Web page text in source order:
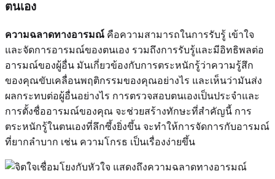
ตนเอง
ความฉลาดทางอารมณ์ คือความสามารถในการรับรู้ เข้าใจ
และจัดการอารมณ์ของตนเอง รวมถึงการรับรู้และมีอิทธิพลต่อ
อารมณ์ของผู้อื่น มันเกี่ยวข้องกับการตระหนักรู้ว่าความรู้สึก
ของคุณขับเคลื่อนพฤติกรรมของคุณอย่างไร และเห็นว่ามันส่ง
ผลกระทบต่อผู้อื่นอย่างไร การตรวจสอบตนเองเป็นประจำและ
การตั้งชื่ออารมณ์ของคุณ จะช่วยสร้างทักษะที่สำคัญนี้ การ
ตระหนักรู้ในตนเองที่ลึกซึ้งยิ่งขึ้น จะทำให้การจัดการกับอารมณ์
ที่ยากลำบาก เช่น ความโกรธ เป็นเรื่องง่ายขึ้น